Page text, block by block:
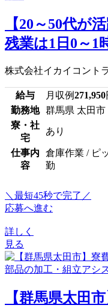
【20～50代が
残業は1日0～1
株式会社イカイコント
給与 月収例271,950
勤務地
群馬県 太田市
寮・社
宅
あり
仕事内
容
倉庫作業 / ピ
勤
＼最短45秒で完了／
応募へ進む
詳しく
見る
【群馬県太田